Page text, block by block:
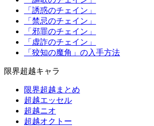
「誘惑のチェイン」
「禁忌のチェイン」
「邪罪のチェイン」
「虚詐のチェイン」
「狡知の魔角」の入手方法
限界超越キャラ
限界超越まとめ
超越エッセル
超越ニオ
超越オクトー